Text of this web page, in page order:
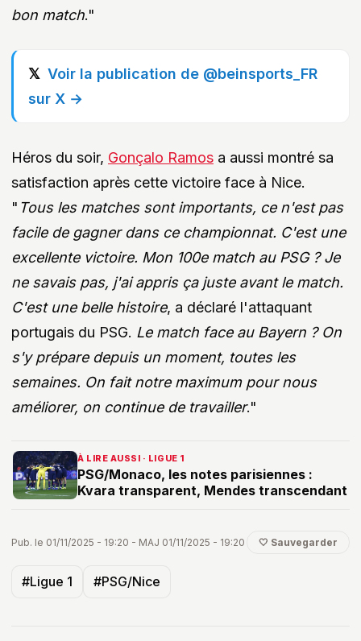
bon match."
Voir la publication de @beinsports_FR
sur X →
Héros du soir, Gonçalo Ramos a aussi montré sa
satisfaction après cette victoire face à Nice.
" Tous les matches sont importants, ce n'est pas
facile de gagner dans ce championnat. C'est une
excellente victoire. Mon 100e match au PSG ? Je
ne savais pas, j'ai appris ça juste avant le match.
C'est une belle histoire, a déclaré l'attaquant
portugais du PSG. Le match face au Bayern ? On
s'y prépare depuis un moment, toutes les
semaines. On fait notre maximum pour nous
améliorer, on continue de travailler."
À LIRE AUSSI · LIGUE 1
PSG/Monaco, les notes parisiennes :
Kvara transparent, Mendes transcendant
Pub. le 01/11/2025 - 19:20 - MAJ 01/11/2025 - 19:20 🤍 Sauvegarder
#Ligue 1 #PSG/Nice